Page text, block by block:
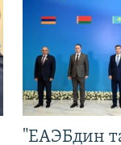
"ЕАЭБдин